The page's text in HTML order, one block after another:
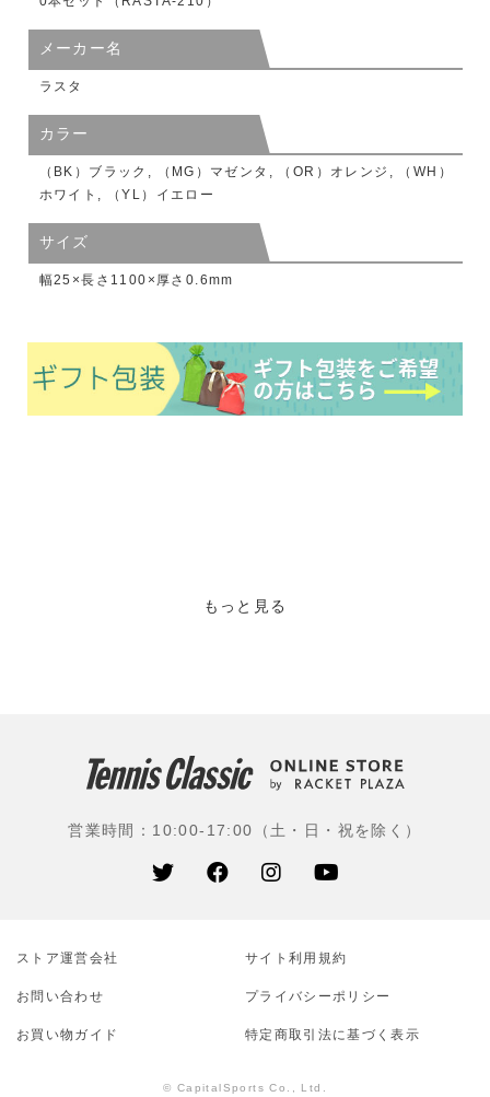
メーカー名
ラスタ
カラー
（BK）ブラック, （MG）マゼンタ, （OR）オレンジ, （WH）
ホワイト, （YL）イエロー
サイズ
幅25×長さ1100×厚さ0.6mm
もっと見る
営業時間：10:00-17:00（土・日・祝を除く）
ストア運営会社 サイト利⽤規約
お問い合わせ プライバシーポリシー
お買い物ガイド 特定商取引法に基づく表示
© CapitalSports Co., Ltd.